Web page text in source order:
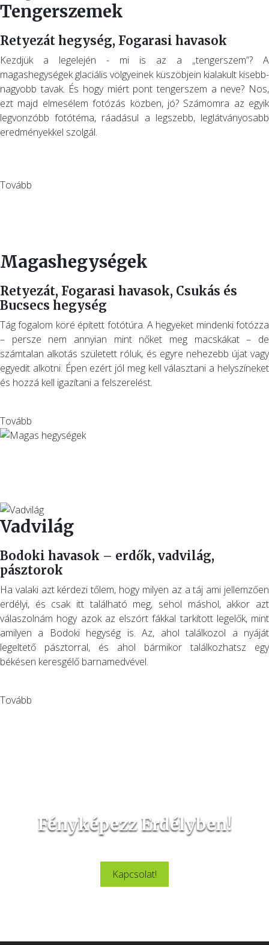
Tengerszemek
Retyezát hegység, Fogarasi havasok
Kezdjük a legelején - mi is az a „tengerszem”? A
magashegységek glaciális völgyeinek küszöbjein kialakult kisebb-
nagyobb tavak. És hogy miért pont tengerszem a neve? Nos,
ezt majd elmesélem fotózás közben, jó? Számomra az egyik
legvonzóbb fotótéma, ráadásul a legszebb, leglátványosabb
eredményekkel szolgál.
Tovább
Magashegységek
Retyezát, Fogarasi havasok, Csukás és
Bucsecs hegység
Tág fogalom köré épített fotótúra. A hegyeket mindenki fotózza
– persze nem annyian mint nőket meg macskákat – de
számtalan alkotás született róluk, és egyre nehezebb újat vagy
egyedit alkotni. Épen ezért jól meg kell választani a helyszíneket
és hozzá kell igazítani a felszerelést.
Tovább
Vadvilág
Bodoki havasok – erdők, vadvilág,
pásztorok
Ha valaki azt kérdezi tőlem, hogy milyen az a táj ami jellemzően
erdélyi, és csak itt található meg, sehol máshol, akkor azt
válaszolnám hogy azok az elszórt fákkal tarkított legelők, mint
amilyen a Bodoki hegység is. Az, ahol találkozol a nyáját
legeltető pásztorral, és ahol bármikor találkozhatsz egy
békésen keresgélő barnamedvével.
Tovább
Fényképezz Erdélyben!
Kapcsolat!